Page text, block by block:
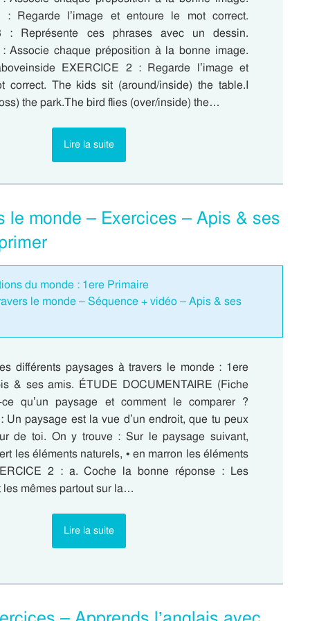
: Regarde l’image et entoure le mot correct.
: Représente ces phrases avec un dessin.
Associe chaque préposition à la bonne image.
EXERCICE 2 : Regarde l’image et
correct. The kids sit (around/inside) the table.I
the park.The bird flies (over/inside) the…
Lire la suite
le monde – Exercices – Apis & ses
du monde : 1ere Primaire
le monde – Séquence + vidéo – Apis & ses
différents paysages à travers le monde : 1ere
& ses amis. ÉTUDE DOCUMENTAIRE (Fiche
ce qu’un paysage et comment le comparer ?
Un paysage est la vue d’un endroit, que tu peux
de toi. On y trouve : Sur le paysage suivant,
les éléments naturels, • en marron les éléments
2 : a. Coche la bonne réponse : Les
les mêmes partout sur la…
Lire la suite